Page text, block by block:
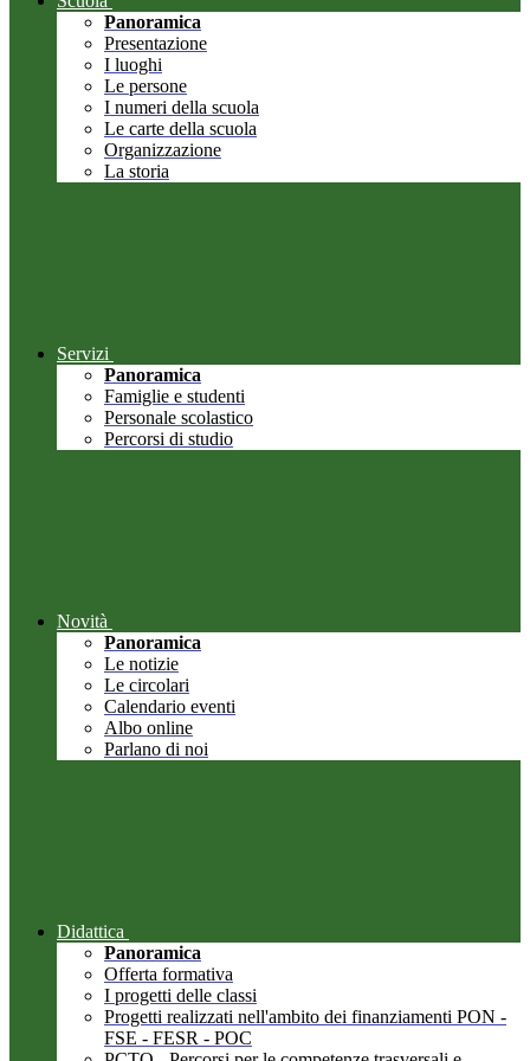
Panoramica
Presentazione
I luoghi
Le persone
I numeri della scuola
Le carte della scuola
Organizzazione
La storia
Servizi
Panoramica
Famiglie e studenti
Personale scolastico
Percorsi di studio
Novità
Panoramica
Le notizie
Le circolari
Calendario eventi
Albo online
Parlano di noi
Didattica
Panoramica
Offerta formativa
I progetti delle classi
Progetti realizzati nell'ambito dei finanziamenti PON -
FSE - FESR - POC